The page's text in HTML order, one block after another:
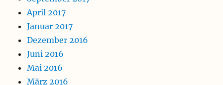
April 2017
Januar 2017
Dezember 2016
Juni 2016
Mai 2016
März 2016